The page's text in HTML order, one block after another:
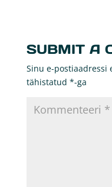
SUBMIT A
Sinu e-postiaadressi
tähistatud *-ga